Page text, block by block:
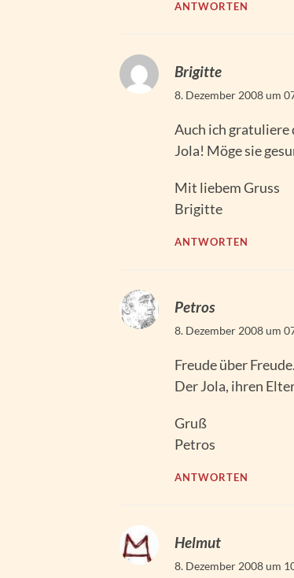
ANTWORTEN
Brigitte
8. Dezember 2008 um
Auch ich gratuliere
Jola! Möge sie
Mit liebem Gruss
Brigitte
ANTWORTEN
Petros
8. Dezember 2008 um
Freude über
Der Jola, ihren
Gruß
Petros
ANTWORTEN
Helmut
8. Dezember 2008 um